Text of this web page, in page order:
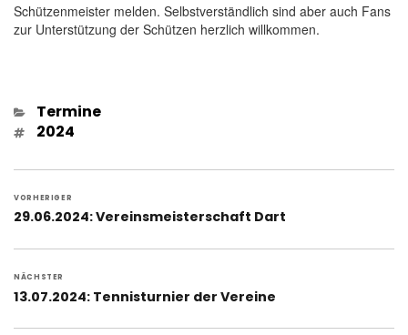
Schützenmeister melden. Selbstverständlich sind aber auch Fans
zur Unterstützung der Schützen herzlich willkommen.
Kategorien
Termine
Schlagwörter
2024
Beitragsnavigation
VORHERIGER
Vorheriger
29.06.2024: Vereinsmeisterschaft Dart
NÄCHSTER
Nächster
13.07.2024: Tennisturnier der Vereine